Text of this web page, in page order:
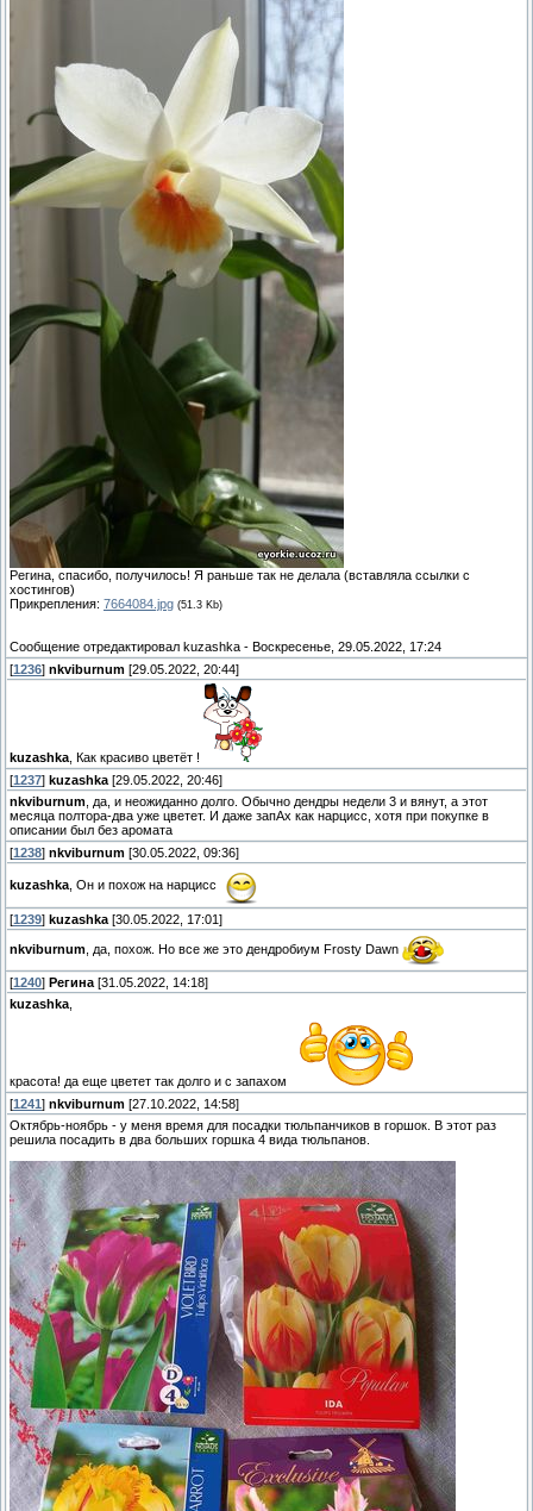
Регина, спасибо, получилось! Я раньше так не делала (вставляла ссылки с
хостингов)
Прикрепления: 7664084.jpg (51.3 Kb)
Сообщение отредактировал kuzashka - Воскресенье, 29.05.2022, 17:24
[1236] nkviburnum [29.05.2022, 20:44]
kuzashka , Как красиво цветёт !
[1237] kuzashka [29.05.2022, 20:46]
nkviburnum , да, и неожиданно долго. Обычно дендры недели 3 и вянут, а этот
месяца полтора-два уже цветет. И даже запАх как нарцисс, хотя при покупке в
описании был без аромата
[1238] nkviburnum [30.05.2022, 09:36]
kuzashka , Он и похож на нарцисс
[1239] kuzashka [30.05.2022, 17:01]
nkviburnum , да, похож. Но все же это дендробиум Frosty Dawn
[1240] Регина [31.05.2022, 14:18]
kuzashka
красота! да еще цветет так долго и с запахом
[1241 ] nkviburnum [27.10.2022, 14:58]
Октябрь-ноябрь - у меня время для посадки тюльпанчиков в горшок. В этот раз
решила посадить в два больших горшка 4 вида тюльпанов.